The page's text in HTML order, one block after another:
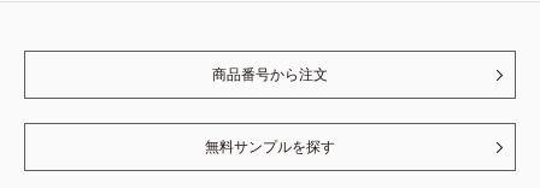
商品番号から注文
無料サンプルを探す